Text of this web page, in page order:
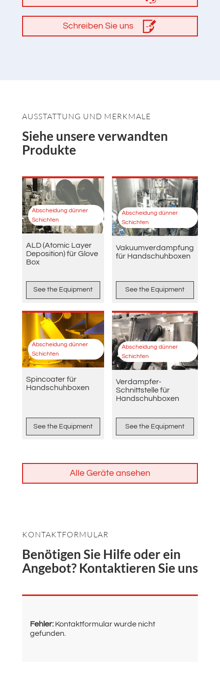
Schreiben Sie uns
AUSSTATTUNG UND MERKMALE
Siehe unsere verwandten
Produkte
Abscheidung dünner
Schichten
ALD (Atomic Layer
Deposition) für Glove
Box
See the Equipment
Abscheidung dünner
Schichten
Vakuumverdampfung
für Handschuhboxen
See the Equipment
Abscheidung dünner
Schichten
Spincoater für
Handschuhboxen
See the Equipment
Abscheidung dünner
Schichten
Verdampfer-
Schnittstelle für
Handschuhboxen
See the Equipment
Alle Geräte ansehen
KONTAKTFORMULAR
Benötigen Sie Hilfe oder ein
Angebot? Kontaktieren Sie uns
Fehler:Kontaktformular wurde nicht
gefunden.